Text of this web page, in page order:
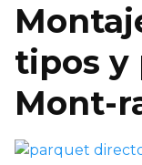
tipos y
Mont-